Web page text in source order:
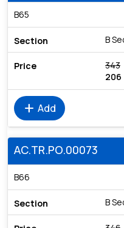
B65
B
343
206
add Add
AC.TR.PO.00073
B66
B